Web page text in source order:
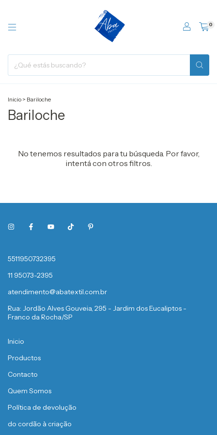
0
Inicio > Bariloche
Bariloche
No tenemos resultados para tu búsqueda. Por favor,
intentá con otros filtros.
5511950732395
11 95073-2395
atendimento@abatextil.com.br
Rua: Jordão Alves Gouveia, 295 - Jardim dos Eucaliptos -
Franco da Rocha/SP
Inicio
Productos
Contacto
Quem Somos
Política de devolução
do cordão à criação